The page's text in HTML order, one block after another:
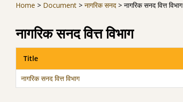
Home > Document > नागरिक सनद > नागरिक सनद वित्त विभाग
नागरिक सनद वित्त विभाग
Title
नागरिक सनद वित्त विभाग